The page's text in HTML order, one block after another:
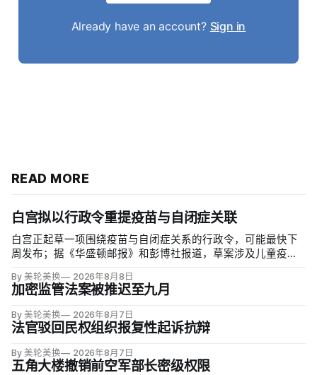
Already have an account? Sign in
READ MORE
白宫拟以行政令重提疫苗与自闭症关联
白宫正起草一项围绕疫苗与自闭症关系的行政令，可能最快下
周发布；据《华盛顿邮报》和彭博社报道，草案涉及儿童疫苗
项覆盖全球数百万儿童的高质量研究均未发现儿童疫苗导致自
闭症，相关说法源自一项后来撤稿的欺诈性研究，作者也被吊
销执照。
By 美轮美换 2026年8月8日
加密监管法案被推迟至九月
By 美轮美换 2026年8月7日
法官驳回民权组织报复性起诉抗辩
By 美轮美换 2026年8月7日
五角大楼撤销前空军部长密级权限